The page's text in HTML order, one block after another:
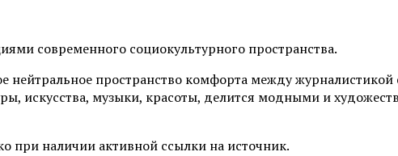
современного социокультурного пространства.
нейтральное пространство комфорта между
искусства, музыки, красоты, делится модными и
при наличии активной ссылки на источник.